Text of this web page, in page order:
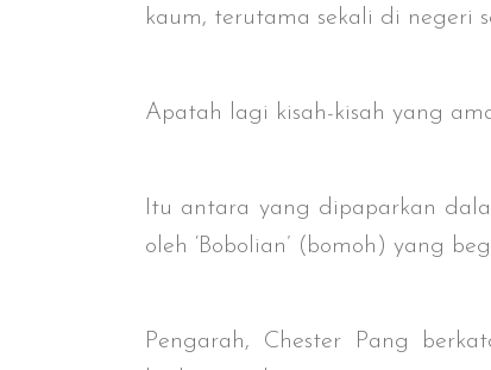
kaum, terutama sekali di negeri
Apatah lagi kisah-kisah yang
Itu antara yang dipaparkan
oleh ‘Bobolian’ (bomoh) yang
Pengarah, Chester Pang